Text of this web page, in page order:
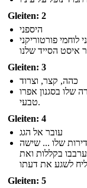
Gleiten: 2
היספני
פורטוריקני
Gleiten: 3
כהה, קצר, וצרוד
שלו בסגנון אפרו
טבעי.
Gleiten: 4
עובר אל הגג
שלו ... שישה
בקללות ואת
Gleiten: 5